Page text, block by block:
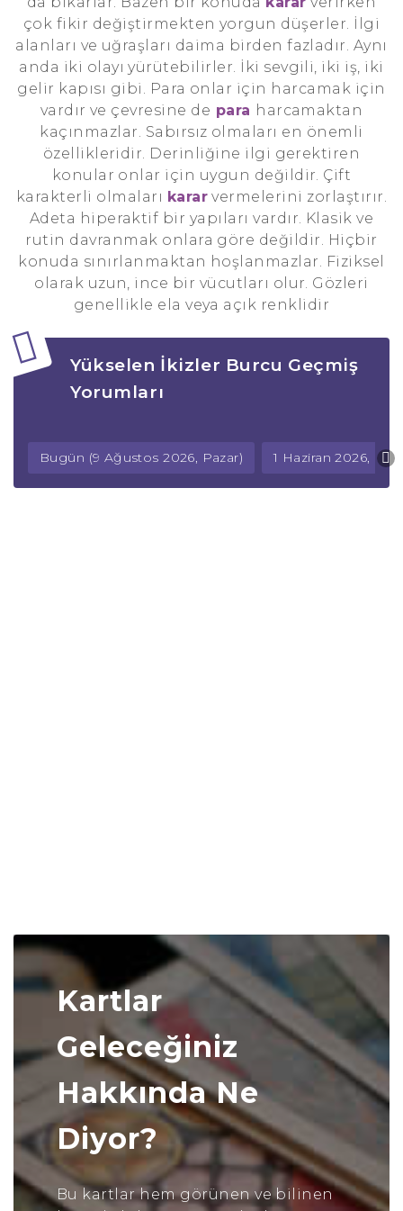
çok fikir değiştirmekten yorgun düşerler. İlgi
alanları ve uğraşları daima birden fazladır. Aynı
anda iki olayı yürütebilirler. İki sevgili, iki iş, iki
gelir kapısı gibi. Para onlar için harcamak için
vardır ve çevresine de para harcamaktan
kaçınmazlar. Sabırsız olmaları en önemli
özellikleridir. Derinliğine ilgi gerektiren
konular onlar için uygun değildir. Çift
karakterli olmaları karar vermelerini zorlaştırır.
Adeta hiperaktif bir yapıları vardır. Klasik ve
rutin davranmak onlara göre değildir. Hiçbir
konuda sınırlanmaktan hoşlanmazlar. Fiziksel
olarak uzun, ince bir vücutları olur. Gözleri
genellikle ela veya açık renklidir
Yükselen İkizler Burcu Geçmiş
Yorumları
Bugün (9 Ağustos 2026, Pazar) 1 Haziran 2026,
Kartlar
Geleceğiniz
Hakkında Ne
Diyor?
Bu kartlar hem görünen ve bilinen